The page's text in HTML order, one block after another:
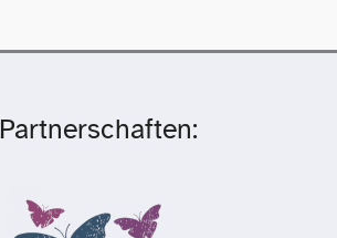
Partnerschaften: